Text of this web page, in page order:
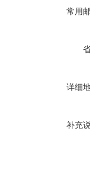
常用
详细
补充